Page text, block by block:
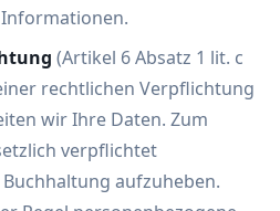
(Artikel 6 Absatz 1 lit. c
rechtlichen Verpflichtung
wir Ihre Daten. Zum
verpflichtet
aufzuheben.